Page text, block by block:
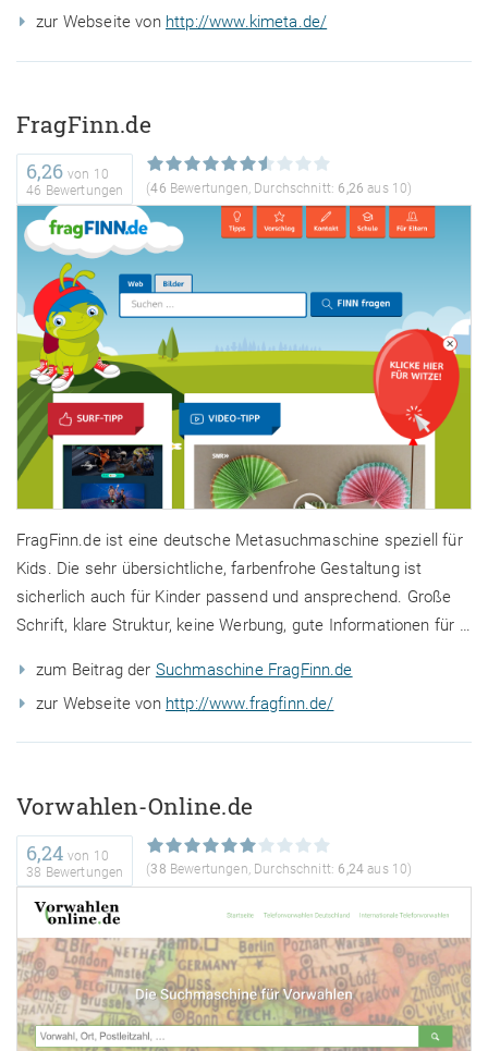
zur Webseite von http://www.kimeta.de/
FragFinn.de
6,26 von 10
46 Bewertungen
(46 Bewertungen, Durchschnitt: 6,26 aus 10)
FragFinn.de ist eine deutsche Metasuchmaschine speziell für
Kids. Die sehr übersichtliche, farbenfrohe Gestaltung ist
sicherlich auch für Kinder passend und ansprechend. Große
Schrift, klare Struktur, keine Werbung, gute Informationen für …
zum Beitrag der Suchmaschine FragFinn.de
zur Webseite von http://www.fragfinn.de/
Vorwahlen-Online.de
6,24 von 10
38 Bewertungen
(38 Bewertungen, Durchschnitt: 6,24aus 10)